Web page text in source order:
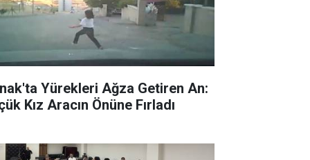
Yürekleri Ağza Getiren An:
Kız Aracın Önüne Fırladı